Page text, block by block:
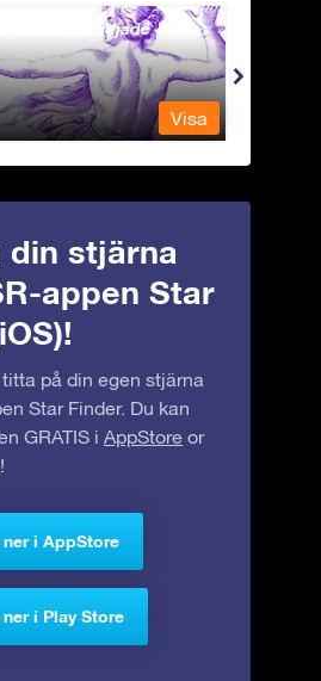
- Den fastkedjade
Visa
din stjärna
appen Star
på din egen stjärna
Star Finder. Du kan
GRATIS i AppStore or
!
ner i AppStore
i Play Store